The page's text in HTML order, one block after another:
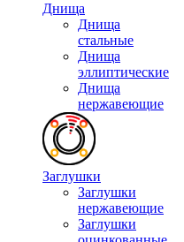
Днища
Днища
стальные
Днища
эллиптические
Днища
нержавеющие
Заглушки
Заглушки
нержавеющие
Заглушки